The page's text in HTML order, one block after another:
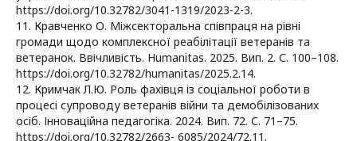
https://doi.org/10.32782/3041-1319/2023-2-3.
11. Кравченко О. Міжсекторальна співпраця на рівні
громади щодо комплексної реабілітації ветеранів та
ветеранок. Ввічливість. Humanitas. 2025. Вип. 2. С. 100–108.
https://doi.org/10.32782/humanitas/2025.2.14.
12. Кримчак Л.Ю. Роль фахівця із соціальної роботи в
процесі супроводу ветеранів війни та демобілізованих
осіб. Інноваційна педагогіка. 2024. Вип. 72. С. 71–75.
https://doi.org/10.32782/2663- 6085/2024/72.11.